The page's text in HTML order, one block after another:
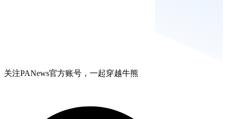
关注PANews官方账号，一起穿越牛熊